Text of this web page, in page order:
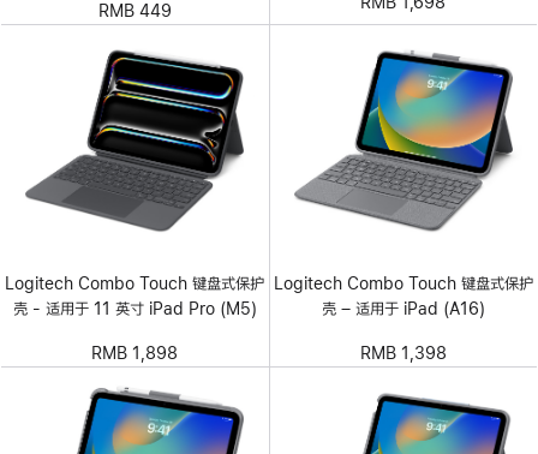
RMB 449
Logitech Combo Touch 键盘式保护
壳 - 适用于 11 英寸 iPad Pro (M5)
RMB 1,898
Logitech Combo Touch 键盘式保护
壳 – 适用于 iPad (A16)
RMB 1,398